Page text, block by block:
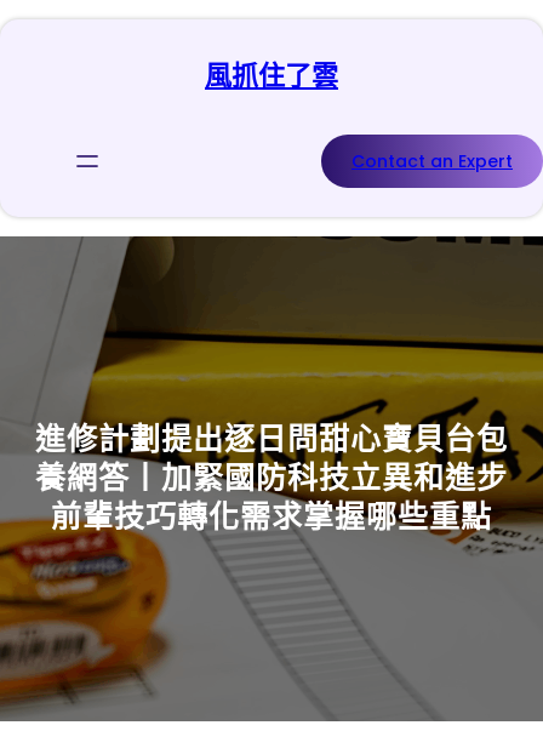
跳
風抓住了雲
Contact an Expert
進修計劃提出逐日問甜心寶貝台包
養網答丨加緊國防科技立異和進步
前輩技巧轉化需求掌握哪些重點